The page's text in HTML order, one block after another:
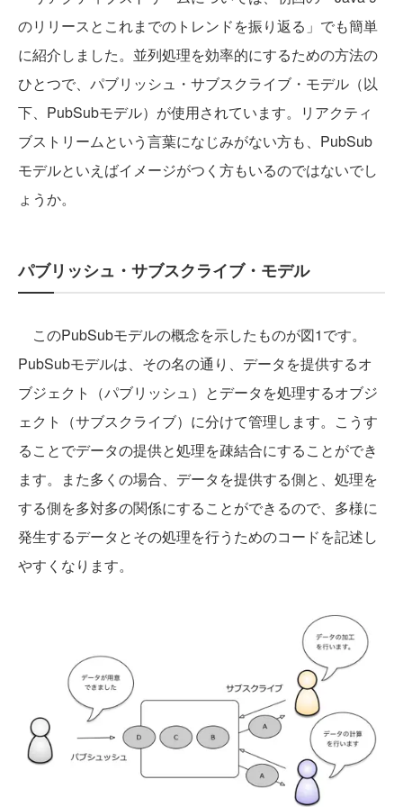
のリリースとこれまでのトレンドを振り返る」でも簡単
に紹介しました。並列処理を効率的にするための方法の
ひとつで、パブリッシュ・サブスクライブ・モデル（以
下、PubSubモデル）が使用されています。リアクティ
ブストリームという言葉になじみがない方も、PubSub
モデルといえばイメージがつく方もいるのではないでし
ょうか。
パブリッシュ・サブスクライブ・モデル
このPubSubモデルの概念を示したものが図1です。
PubSubモデルは、その名の通り、データを提供するオ
ブジェクト（パブリッシュ）とデータを処理するオブジ
ェクト（サブスクライブ）に分けて管理します。こうす
ることでデータの提供と処理を疎結合にすることができ
ます。また多くの場合、データを提供する側と、処理を
する側を多対多の関係にすることができるので、多様に
発生するデータとその処理を行うためのコードを記述し
やすくなります。